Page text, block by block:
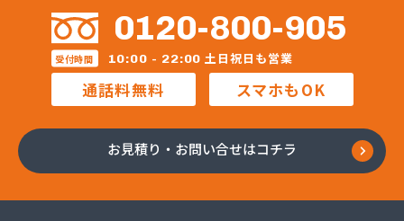
武智燃料店
福泉株式会社
宝ガス株式会社
毛利燃料店
木村プロパン
有限会社ニッタンガス
有限会社ヨコガワ
0120-800-905
受付時間 10:00 - 22:00 土日祝日も営業
通話料無料 スマホもOK
お見積り・お問い合せはコチラ